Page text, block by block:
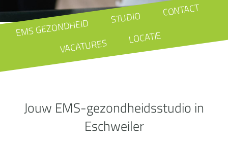
EMS GEZONDHEID STUDIO CONTACT
VACATURES LOCATIE
Jouw EMS-gezondheidsstudio in
Eschweiler